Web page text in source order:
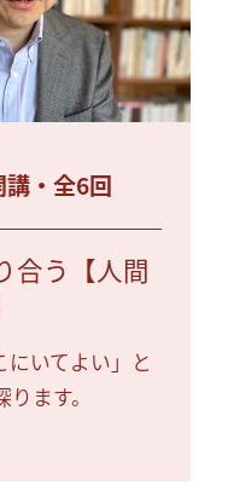
・全6回
合う【人間
いてよい」と
ます。